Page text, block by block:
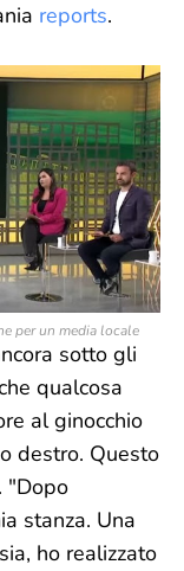
reports.
per un media locale
sotto gli
qualcosa
al ginocchio
destro. Questo
"Dopo
stanza. Una
ho realizzato